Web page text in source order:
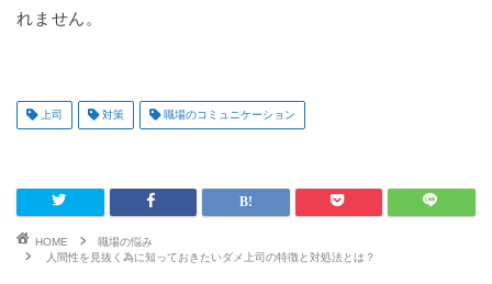
れません。
上司 対策 職場のコミュニケーション
HOME
職場の悩み
人間性を見抜く為に知っておきたいダメ上司の特徴と対処法とは？